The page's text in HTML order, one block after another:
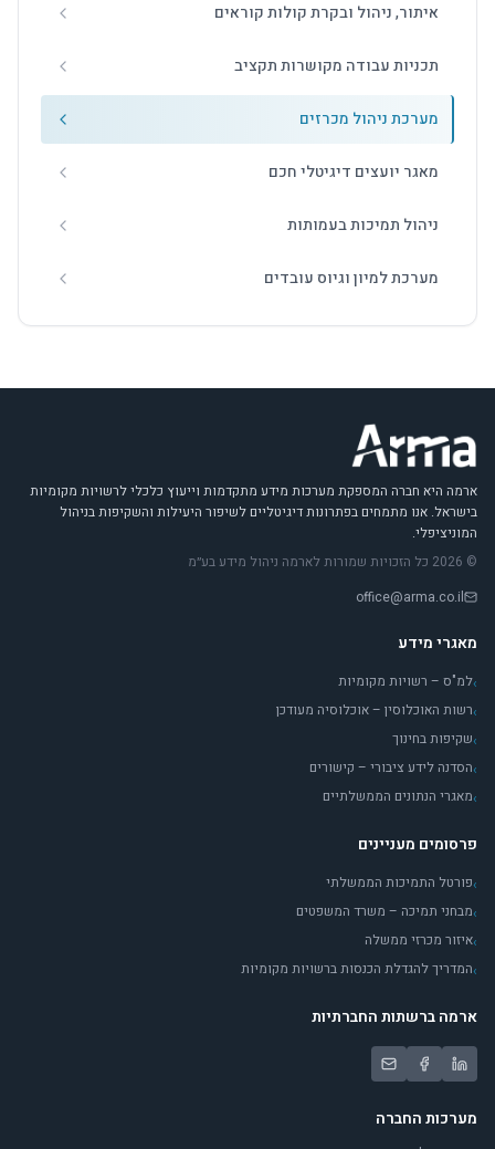
איתור, ניהול ובקרת קולות קוראים
תכניות עבודה מקושרות תקציב
מערכת ניהול מכרזים
מאגר יועצים דיגיטלי חכם
ניהול תמיכות בעמותות
מערכת למיון וגיוס עובדים
ארמה היא חברה המספקת מערכות מידע מתקדמות וייעוץ כלכלי לרשויות מקומיות
בישראל. אנו מתמחים בפתרונות דיגיטליים לשיפור היעילות והשקיפות בניהול
המוניציפלי.
© 2026 כל הזכויות שמורות לארמה ניהול מידע בע״מ
office@arma.co.il
מאגרי מידע
›למ"ס – רשויות מקומיות
›רשות האוכלוסין – אוכלוסיה מעודכן
›שקיפות בחינוך
›הסדנה לידע ציבורי – קישורים
›מאגרי הנתונים הממשלתיים
פרסומים מעניינים
›פורטל התמיכות הממשלתי
›מבחני תמיכה – משרד המשפטים
›איזור מכרזי ממשלה
›המדריך להגדלת הכנסות ברשויות מקומיות
ארמה ברשתות החברתיות
מערכות החברה